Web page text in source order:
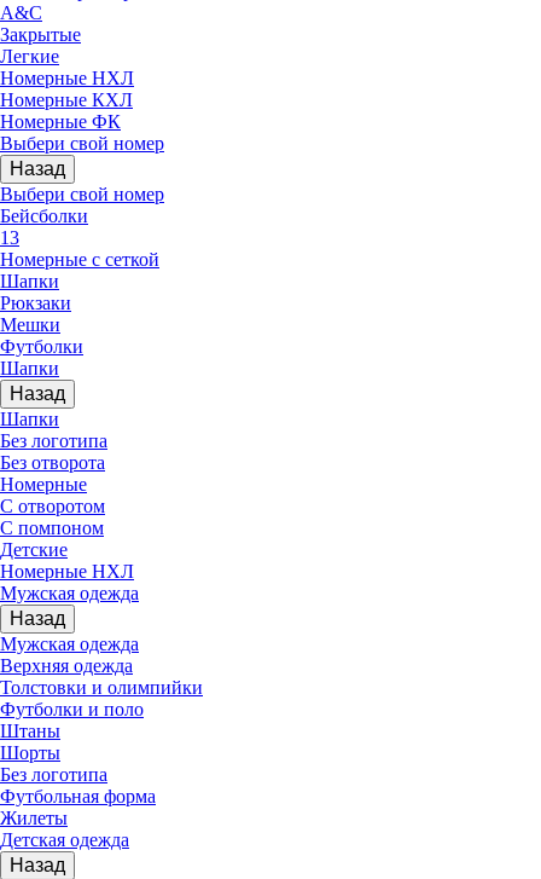
A&C
Закрытые
Легкие
Номерные НХЛ
Номерные КХЛ
Номерные ФК
Выбери свой номер
Назад
Выбери свой номер
Бейсболки
13
Номерные с сеткой
Шапки
Рюкзаки
Мешки
Футболки
Шапки
Назад
Шапки
Без логотипа
Без отворота
Номерные
С отворотом
С помпоном
Детские
Номерные НХЛ
Мужская одежда
Назад
Мужская одежда
Верхняя одежда
Толстовки и олимпийки
Футболки и поло
Штаны
Шорты
Без логотипа
Футбольная форма
Жилеты
Детская одежда
Назад